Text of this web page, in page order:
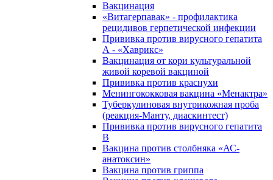
Вакцинация
«Витагерпавак» - профилактика
рецидивов герпетической инфекции
Прививка против вирусного гепатита
А - «Хаврикс»
Вакцинация от кори культуральной
живой коревой вакциной
Прививка против краснухи
Менингококковая вакцина «Менактра»
Туберкулиновая внутрикожная проба
(реакция-Манту, диаскинтест)
Прививка против вирусного гепатита
В
Вакцина против столбняка «АС-
анатоксин»
Вакцина против гриппа